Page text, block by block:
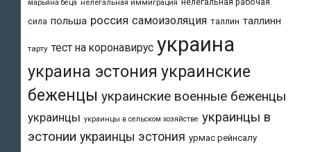
марьяна беца нелегальная иммиграция нелегальная рабочая
сила польша россия самоизоляция таллин таллинн
тарту тест на коронавирус украина
украина эстония украинские
беженцы украинские военные беженцы
украинцы украинцы в сельском хозяйстве украинцы в
эстонии украинцы эстония урмас рейнсалу